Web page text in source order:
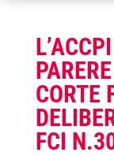
CORTE
FCI